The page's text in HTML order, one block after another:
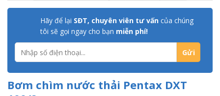
Hãy để lại SĐT, chuyên viên tư vấn của chúng
tôi sẽ gọi ngay cho bạn miễn phí!
Bơm chìm nước thải Pentax DXT